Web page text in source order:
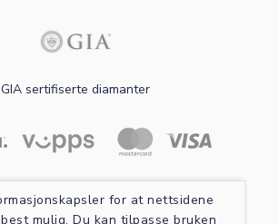
for at nettsidene
mulig. Du kan tilpasse bruken
GIA sertifiserte diamanter
mer om sikker betaling